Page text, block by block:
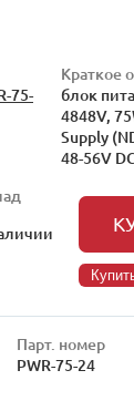
75-
Краткое
блок
4848V,
Supply
48-56V
Парт. номер
PWR-75-24